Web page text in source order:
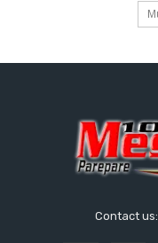
Contact us: